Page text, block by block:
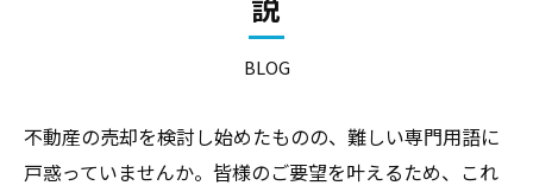
BLOG
不動産の売却を検討し始めたものの、難しい専門用語に
戸惑っていませんか。皆様のご要望を叶えるため、これ